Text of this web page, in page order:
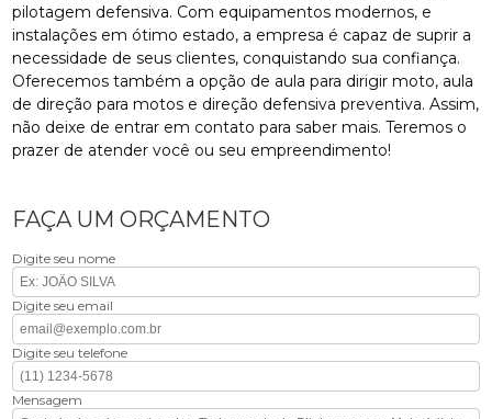
pilotagem defensiva. Com equipamentos modernos, e
instalações em ótimo estado, a empresa é capaz de suprir a
necessidade de seus clientes, conquistando sua confiança.
Oferecemos também a opção de aula para dirigir moto, aula
de direção para motos e direção defensiva preventiva. Assim,
não deixe de entrar em contato para saber mais. Teremos o
prazer de atender você ou seu empreendimento!
FAÇA UM ORÇAMENTO
Digite seu nome
Digite seu email
Digite seu telefone
Mensagem